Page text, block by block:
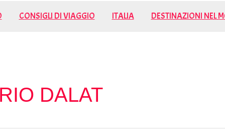
CONSIGLI DI VIAGGIO ITALIA DESTINAZIONI NEL
DALAT